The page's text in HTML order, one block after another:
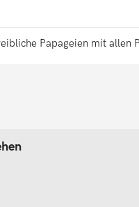
Papageien mit allen